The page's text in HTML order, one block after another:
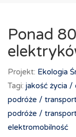
Ponad
Projekt: Ekologia
Tagi: jakość życia /
podróże /
podróże /
elektromobilność